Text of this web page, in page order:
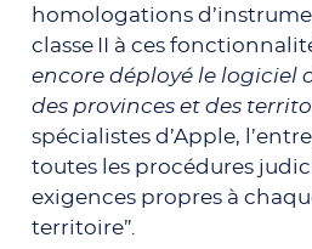
homologations
classe II à ces
encore déployé le logiciel
des provinces et des
spécialistes d’Apple,
toutes les procédures
exigences propres à
territoire”.